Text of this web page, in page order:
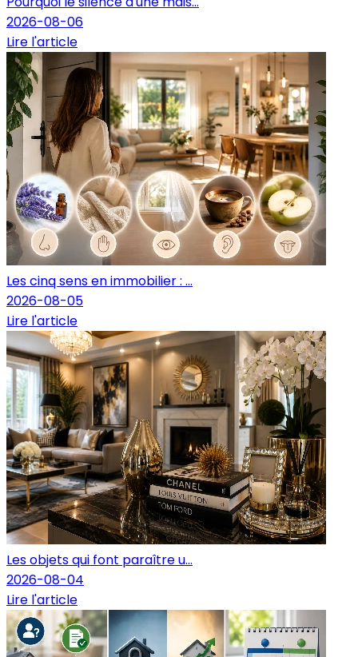
2026-08-06
Lire l'article
Les cinq sens en immobilier : ...
2026-08-05
Lire l'article
Les objets qui font paraître u...
2026-08-04
Lire l'article